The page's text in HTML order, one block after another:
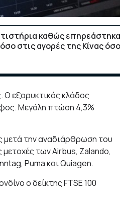
καθώς
στις αγορές της Κίνας όσο
Ο εξορυκτικός κλάδος
Μεγάλη πτώση 4,3%
μετά την αναδιάρθρωση του
μετοχές των Airbus, Zalando,
Puma και Quiagen.
ο δείκτης FTSE 100